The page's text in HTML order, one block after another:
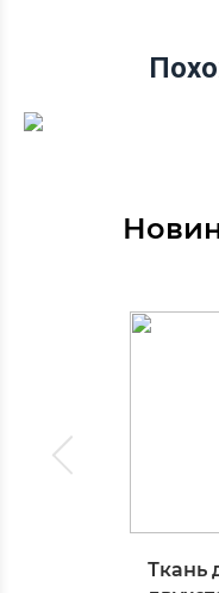
Ткань